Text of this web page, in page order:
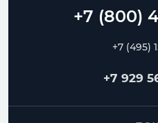
+7 (495)
+7 929